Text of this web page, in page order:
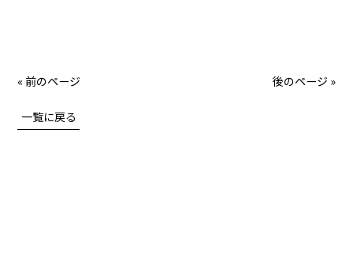
« 前のページ 後のページ »
一覧に戻る